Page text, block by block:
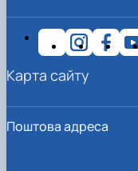
Поштова адреса
Карта сайту